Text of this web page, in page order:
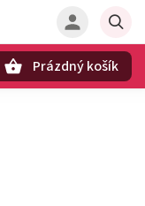
Prázdný košík